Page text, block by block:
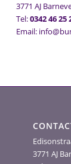
3771 AJ
Tel:0342 46 25
Email:
3771 AJ